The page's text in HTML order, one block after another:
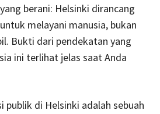
berani: Helsinki dirancang
melayani manusia, bukan
Bukti dari pendekatan yang
ini terlihat jelas saat Anda
di Helsinki adalah sebuah